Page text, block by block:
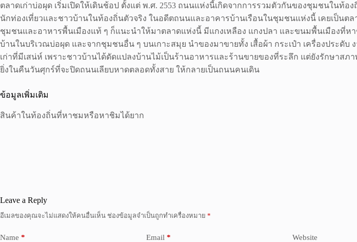
ตลาดเก่าบ่อผุด เริ่มเปิดให้เดินช้อป ตั้งแต่ พ.ศ. 2553 ถนนแห่งนี้เกิดจากการรวมตัวกันของชุมชนในท้
นักท่องเที่ยวและชาวบ้านในท้องถิ่นตัวจริง ในอดีตถนนและอาคารบ้านเรือนในชุมชนแห่งนี้ เคยเป็น
ชุมชนและอาหารพื้นเมืองแท้ ๆ ก็แนะนำให้มาตลาดแห่งนี้ มีแกงเหลือง แกงปลา และขนมพื้นเมือง
บ้านในบริเวณบ่อผุด และจากชุมชนอื่น ๆ บนเกาะสมุย นำของมาขายทั้ง เสื้อผ้า กระเป๋า เครื่องประ
เก่าที่มีเสน่ห์ เพราะชาวบ้านได้ดัดแปลงบ้านไม้เป็นร้านอาหารและร้านขายของที่ระลึก แต่ยังรักษาสภ
ยิ่งในคืนวันศุกร์ที่จะปิดถนนเลียบหาดตลอดทั้งสาย ให้กลายเป็นถนนคนเดิน
ข้อมูลเพิ่มเติม
สินค้าในท้องถิ่นที่หาชมหรือหาชิมได้ยาก
Leave a Reply
อีเมลของคุณจะไม่แสดงให้คนอื่นเห็น ช่องข้อมูลจำเป็นถูกทำเครื่องหมาย *
Name * Email * Website